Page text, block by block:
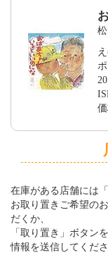
在庫がある店舗には
お取り置きご希望の
だくか、
「取り置き」ボタン
情報を送信してくださ